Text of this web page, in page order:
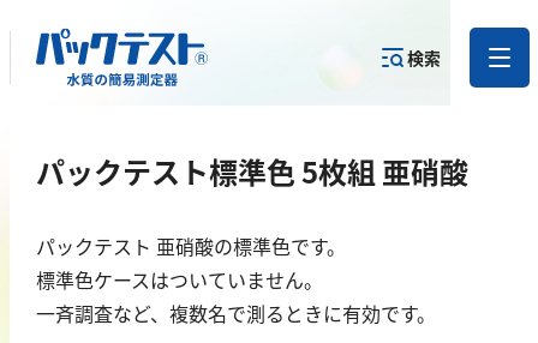
検索
パックテスト標準色 5枚組 亜硝酸
パックテスト 亜硝酸の標準色です。
標準色ケースはついていません。
一斉調査など、複数名で測るときに有効です。
ら
製品を探す
目的から
製品を探す
カテゴリー
で探す
金属
亜鉛